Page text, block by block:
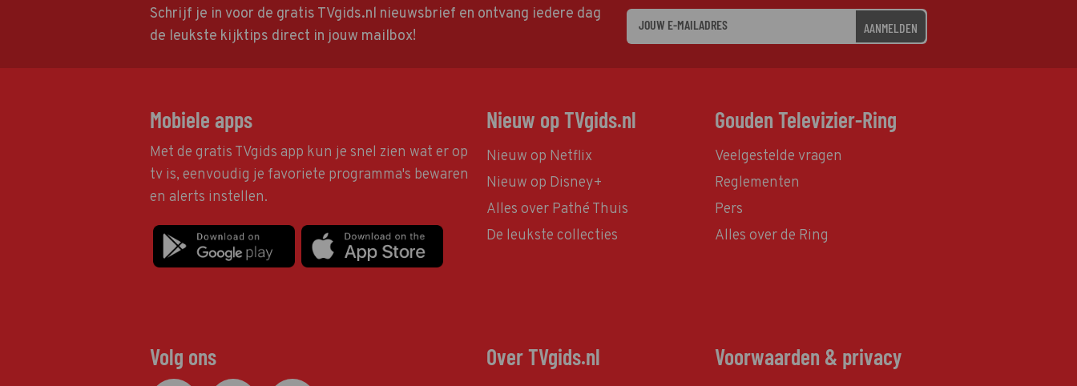
Schrijf je in voor de gratis TVgids.nl nieuwsbrief en ontvang iedere dag
de leukste kijktips direct in jouw mailbox!
AANMELDEN
Mobiele apps
Met de gratis TVgids app kun je snel zien wat er op
tv is, eenvoudig je favoriete programma's bewaren
en alerts instellen.
Nieuw op TVgids.nl
Nieuw op Netflix
Nieuw op Disney+
Alles over Pathé Thuis
De leukste collecties
Gouden Televizier-Ring
Veelgestelde vragen
Reglementen
Pers
Alles over de Ring
Volg ons Over TVgids.nl Voorwaarden & privacy